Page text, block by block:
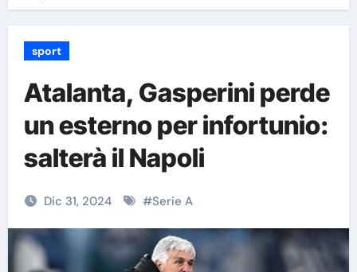
sport
Atalanta, Gasperini perde
un esterno per infortunio:
salterà il Napoli
Dic 31, 2024 #Serie A